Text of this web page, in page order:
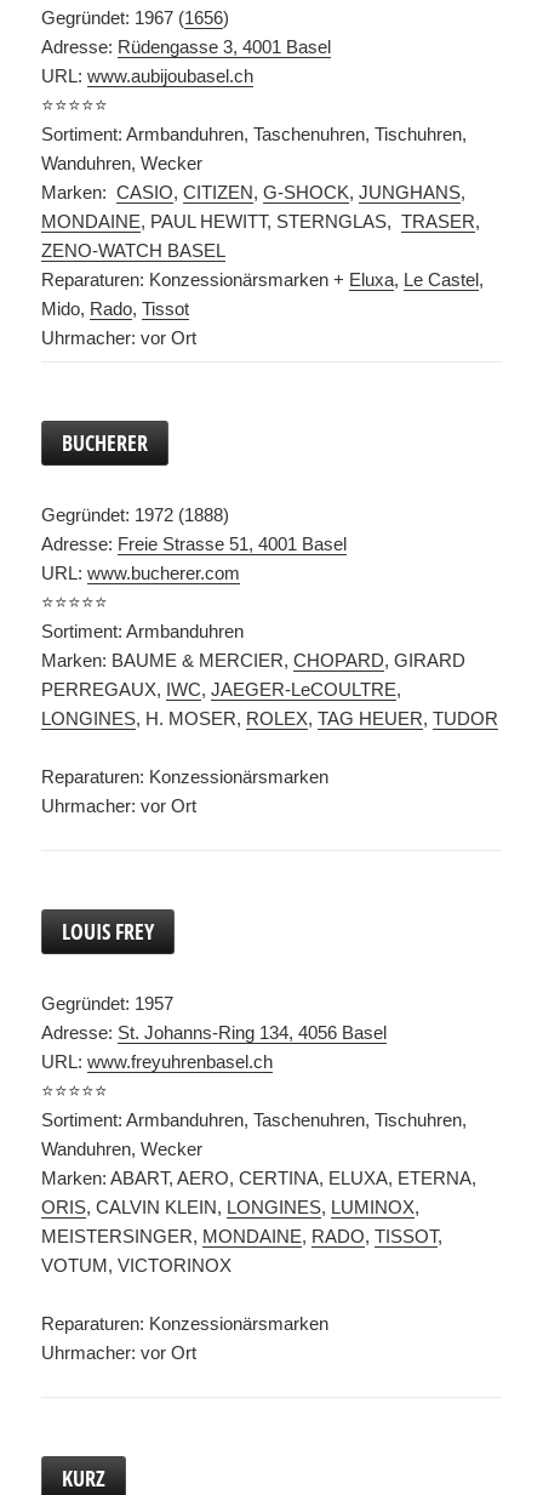
Gegründet: 1967 (1656)
Adresse: Rüdengasse 3, 4001 Basel
URL:www.aubijoubasel.ch
⭐️⭐️⭐️⭐️⭐️
Sortiment: Armbanduhren, Taschenuhren, Tischuhren,
Wanduhren, Wecker
Marken:CASIO,CITIZEN,G-SHOCK,JUNGHANS,
MONDAINE, PAUL HEWITT, STERNGLAS,TRASER,
ZENO-WATCH BASEL
Reparaturen: Konzessionärsmarken + Eluxa, Le Castel,
Mido, Rado,Tissot
Uhrmacher: vor Ort
BUCHERER
Gegründet: 1972 (1888)
Adresse: Freie Strasse 51, 4001 Basel
URL:www.bucherer.com
⭐️⭐️⭐️⭐️⭐️
Sortiment: Armbanduhren
Marken: BAUME & MERCIER,CHOPARD, GIRARD
PERREGAUX, IWC,JAEGER-LeCOULTRE,
LONGINES, H. MOSER, ROLEX,TAG HEUER,TUDOR
Reparaturen: Konzessionärsmarken
Uhrmacher: vor Ort
LOUIS FREY
Gegründet: 1957
Adresse: St. Johanns-Ring 134, 4056 Basel
URL:www.freyuhrenbasel.ch
⭐️⭐️⭐️⭐️⭐️
Sortiment: Armbanduhren, Taschenuhren, Tischuhren,
Wanduhren, Wecker
Marken: ABART, AERO, CERTINA, ELUXA, ETERNA,
ORIS, CALVIN KLEIN, LONGINES, LUMINOX,
MEISTERSINGER, MONDAINE, RADO,TISSOT,
VOTUM, VICTORINOX
Reparaturen: Konzessionärsmarken
Uhrmacher: vor Ort
KURZ